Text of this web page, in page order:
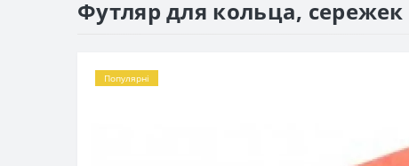
Футляр для кольца, сережек
Популярні